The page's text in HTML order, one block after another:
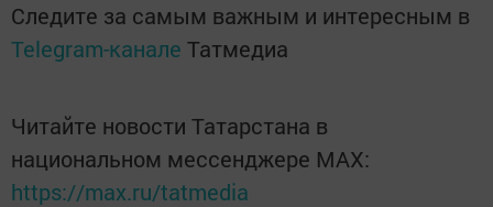
Следите за самым важным и интересным в
Telegram-канале Татмедиа
Читайте новости Татарстана в
национальном мессенджере MАХ:
https://max.ru/tatmedia